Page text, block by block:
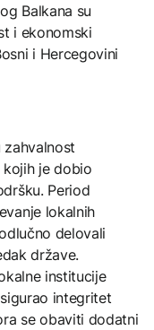
Balkana su
i ekonomski
i Hercegovini
kojih je dobio
Period
lokalnih
delovali
države.
institucije
integritet
se obaviti dodatni